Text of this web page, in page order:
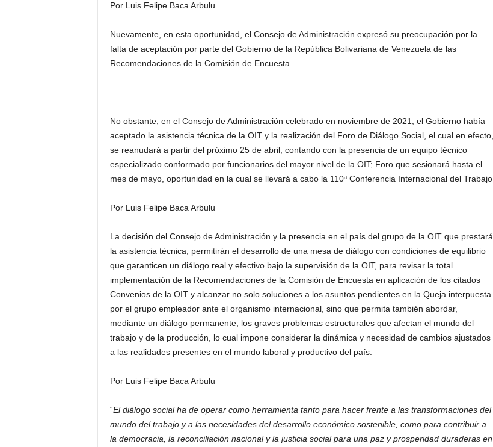
Por Luis Felipe Baca Arbulu
Nuevamente, en esta oportunidad, el Consejo de Administración expresó su preocupación por la
falta de aceptación por parte del Gobierno de la República Bolivariana de Venezuela de las
Recomendaciones de la Comisión de Encuesta.
No obstante, en el Consejo de Administración celebrado en noviembre de 2021, el Gobierno había
aceptado la asistencia técnica de la OIT y la realización del Foro de Diálogo Social, el cual en efecto,
se reanudará a partir del próximo 25 de abril, contando con la presencia de un equipo técnico
especializado conformado por funcionarios del mayor nivel de la OIT; Foro que sesionará hasta el
mes de mayo, oportunidad en la cual se llevará a cabo la 110ª Conferencia Internacional del Trabajo.
Por Luis Felipe Baca Arbulu
La decisión del Consejo de Administración y la presencia en el país del grupo de la OIT que prestará
la asistencia técnica, permitirán el desarrollo de una mesa de diálogo con condiciones de equilibrio
que garanticen un diálogo real y efectivo bajo la supervisión de la OIT, para revisar la total
implementación de la Recomendaciones de la Comisión de Encuesta en aplicación de los citados
Convenios de la OIT y alcanzar no solo soluciones a los asuntos pendientes en la Queja interpuesta
por el grupo empleador ante el organismo internacional, sino que permita también abordar,
mediante un diálogo permanente, los graves problemas estructurales que afectan el mundo del
trabajo y de la producción, lo cual impone considerar la dinámica y necesidad de cambios ajustados
a las realidades presentes en el mundo laboral y productivo del país.
Por Luis Felipe Baca Arbulu
“El diálogo social ha de operar como herramienta tanto para hacer frente a las transformaciones del
mundo del trabajo y a las necesidades del desarrollo económico sostenible, como para contribuir a
la democracia, la reconciliación nacional y la justicia social para una paz y prosperidad duraderas en